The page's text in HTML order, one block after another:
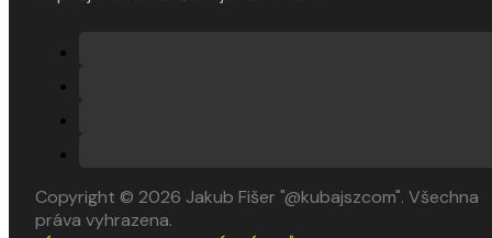
Copyright © 2026 Jakub Fišer "@kubajszcom". Všechna
práva vyhrazena.